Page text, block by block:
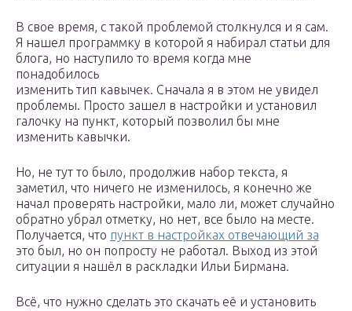
В свое время, с такой проблемой столкнулся и я сам.
Я нашел программку в которой я набирал статьи для
блога, но наступило то время когда мне
понадобилось
изменить тип кавычек. Сначала я в этом не увидел
проблемы. Просто зашел в настройки и установил
галочку на пункт, который позволил бы мне
изменить кавычки.
Но, не тут то было, продолжив набор текста, я
заметил, что ничего не изменилось, я конечно же
начал проверять настройки, мало ли, может случайно
обратно убрал отметку, но нет, все было на месте.
Получается, что пункт в настройках отвечающий за
это был, но он попросту не работал. Выход из этой
ситуации я нашёл в раскладки Ильи Бирмана.
Всё, что нужно сделать это скачать её и установить